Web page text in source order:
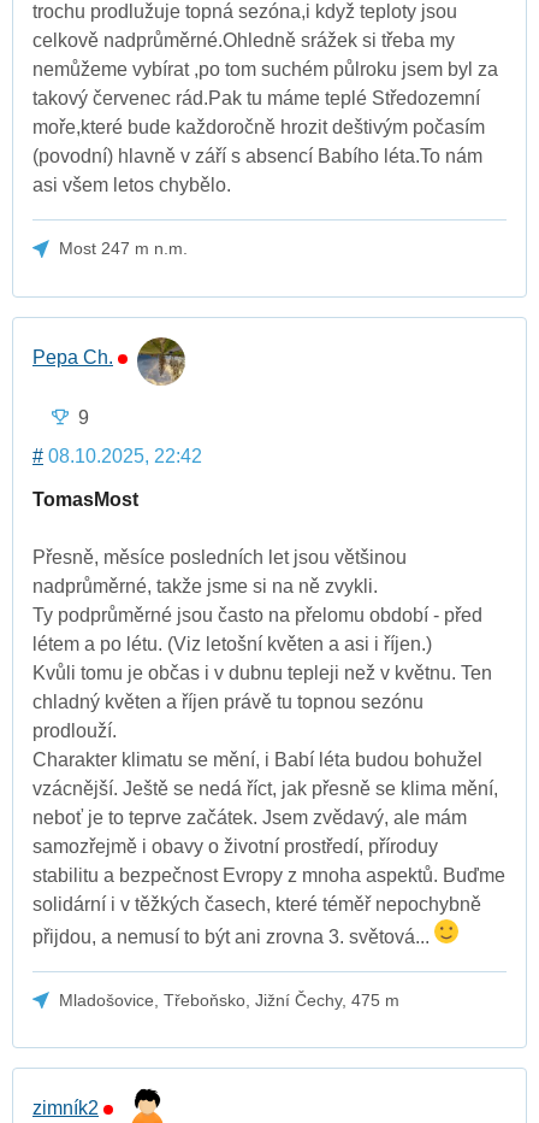
trochu prodlužuje topná sezóna,i když teploty jsou
celkově nadprůměrné.Ohledně srážek si třeba my
nemůžeme vybírat ,po tom suchém půlroku jsem byl za
takový červenec rád.Pak tu máme teplé Středozemní
moře,které bude každoročně hrozit deštivým počasím
(povodní) hlavně v září s absencí Babího léta.To nám
asi všem letos chybělo.
Most 247 m n.m.
Pepa Ch.
9
# 08.10.2025, 22:42
TomasMost
Přesně, měsíce posledních let jsou většinou
nadprůměrné, takže jsme si na ně zvykli.
Ty podprůměrné jsou často na přelomu období - před
létem a po létu. (Viz letošní květen a asi i říjen.)
Kvůli tomu je občas i v dubnu tepleji než v květnu. Ten
chladný květen a říjen právě tu topnou sezónu
prodlouží.
Charakter klimatu se mění, i Babí léta budou bohužel
vzácnější. Ještě se nedá říct, jak přesně se klima mění,
neboť je to teprve začátek. Jsem zvědavý, ale mám
samozřejmě i obavy o životní prostředí, příroduy
stabilitu a bezpečnost Evropy z mnoha aspektů. Buďme
solidární i v těžkých časech, které téměř nepochybně
přijdou, a nemusí to být ani zrovna 3. světová...
Mladošovice, Třeboňsko, Jižní Čechy, 475 m
zimník2